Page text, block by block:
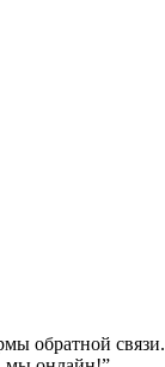
обратной связи.